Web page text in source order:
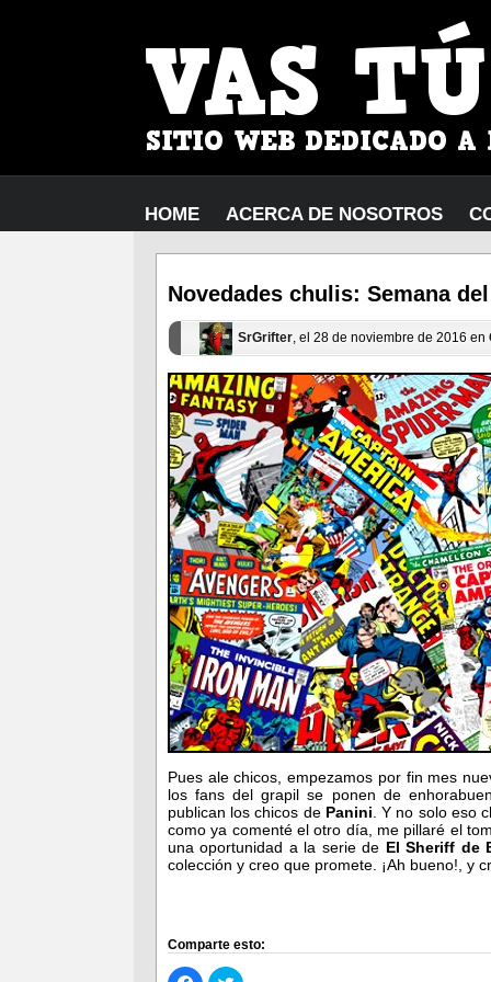
HOME ACERCA DE NOSOTROS
Novedades chulis: Semana
SrGrifter, el 28 de noviembre de 2016 en
Pues ale chicos, empezamos por fin mes
los fans del grapil se ponen de
publican los chicos de Panini. Y no solo eso
como ya comenté el otro día, me pillaré el
una oportunidad a la serie de El Sheriff de
colección y creo que promete. ¡Ah bueno!, y
Comparte esto: